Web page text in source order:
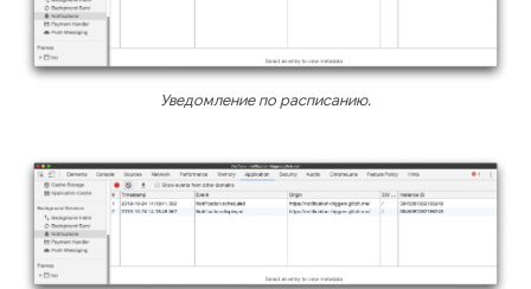
Уведомление по расписанию.